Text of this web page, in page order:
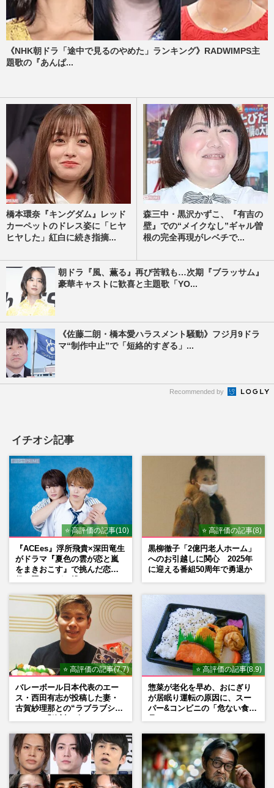
《NHK朝ドラ「途中で見るのやめた」ランキング》RADWIMPS主
題歌の『あんぱ...
橋本環奈『キングダム』レッド
カーペットのドレス姿に「ヒヤ
ヒヤした」紅白に続き指摘...
森三中・黒沢かずこ、『有吉の
壁』での“メイクなし”ギャル曽
根の完全再現がレベチで...
朝ドラ『風、薫る』再び苦戦も…次期『ブラッサム』
豪華キャストに歓喜と主題歌「YO...
《佐藤二朗・橋本愛ハラスメント騒動》フジ月9ドラ
マ“制作中止”で「短絡的すぎる」...
Recommended by
イチオシ記事
⭐ 高評価の記事(10)
『ACEes』浮所飛貴×深田竜生
がドラマ『夏色の雲が恋と嵐
をまきおこす』で挑んだ恋人
⭐ 高評価の記事(8)
黒柳徹子「2億円老人ホーム」
へのお引越しに関心 2025年
に迎える番組50周年で勇退か
⭐ 高評価の記事(7.7)
バレーボール日本代表のエー
ス・西田有志が投稿した妻・
古賀紗理那との“ラブラブショ
判殺到の理由
⭐ 高評価の記事(8.9)
惣菜が老化を早め、おにぎり
が居眠り運転の原因に、スー
パー&コンビニの「危ない食